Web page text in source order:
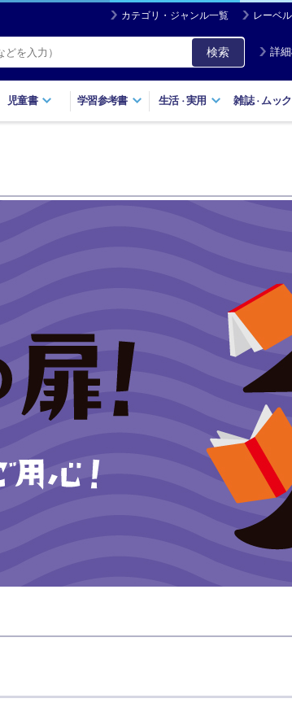
カテゴリ・ジャンル一覧 レーベ
検索 詳
児童書 学習参考書 生活・実用 雑誌・ ムック